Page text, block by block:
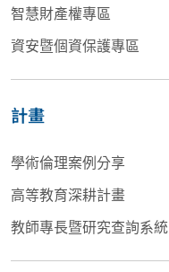
智慧財產權專區
資安暨個資保護專區
計畫
學術倫理案例分享
高等教育深耕計畫
教師專長暨研究查詢系統